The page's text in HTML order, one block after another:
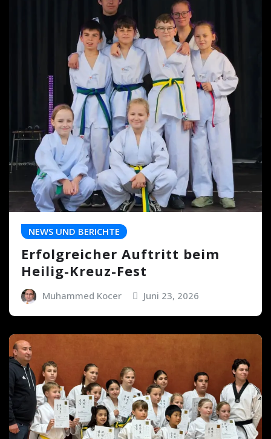
NEWS UND BERICHTE
Erfolgreicher Auftritt beim
Heilig-Kreuz-Fest
Muhammed Kocer Juni 23, 2026